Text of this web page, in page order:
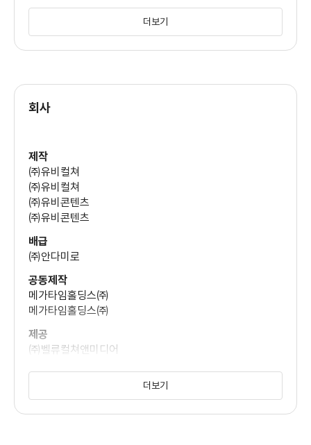
(무녀)
(혜중 엄마)
더보기
회사
제작
㈜유비컬쳐
㈜유비컬쳐
㈜유비콘텐츠
㈜유비콘텐츠
배급
㈜안다미로
공동제작
메가타임홀딩스㈜
메가타임홀딩스㈜
제공
㈜벨류컬쳐앤미디어
더보기